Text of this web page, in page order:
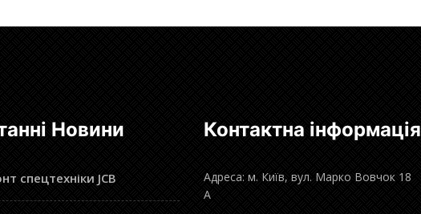
Новини
спецтехніки JCB
Контактна інформація
Адреса: м. Київ, вул. Марко Вовчок 18
А